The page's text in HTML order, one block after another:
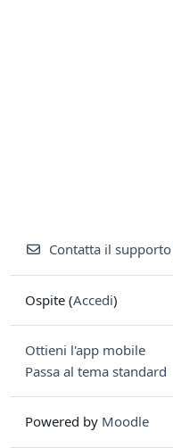
Contatta il supporto
Ospite (Accedi)
Ottieni l'app mobile
Passa al tema standard
Powered by Moodle